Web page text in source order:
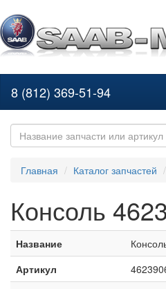
8 (812) 369-51-94
Главная Каталог запчастей
Консоль
Название
Артикул